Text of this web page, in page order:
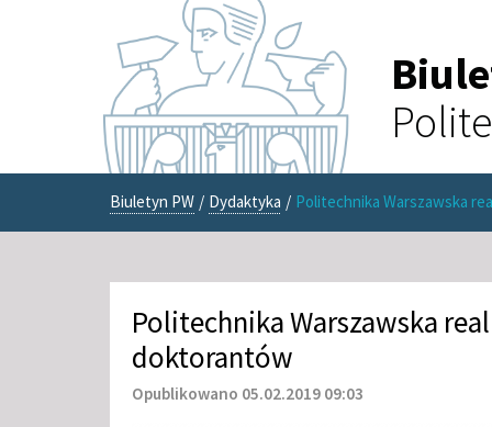
Biuletyn PW / Dydaktyka / Politechnika Warszawska
Politechnika Warszawska
doktorantów
Opublikowano 05.02.2019 09:03